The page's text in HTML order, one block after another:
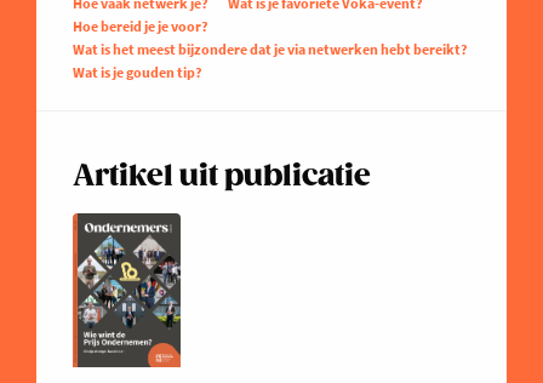
Hoe bereid je je voor?
Wat is het meest bijzondere dat je via netwerken hebt bereikt?
Wat is je gouden tip?
Artikel uit publicatie